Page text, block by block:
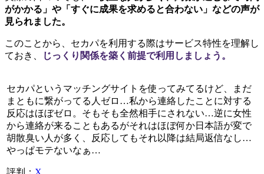
がかかる」や「すぐに成果を求めると合わない」などの声が
見られました。
このことから、セカパを利用する際はサービス特性を理解し
ておき、
じっくり関係を築く前提で利用しましょう。
セカパというマッチングサイトを使ってみてるけど、まだ
まともに繋がってる人ゼロ…私から連絡したことに対する
反応はほぼゼロ。そもそも全然相手にされない…逆に女性
から連絡が来ることもあるがそれはほぼ何か日本語が変で
胡散臭い人が多く、反応してもそれ以降は結局返信なし…
やっぱモテないなぁ…
評判： X